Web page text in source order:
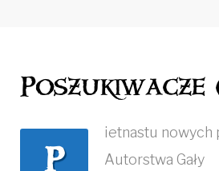
Poszukiwacze
P
ietnastu nowych
Autorstwa Gały